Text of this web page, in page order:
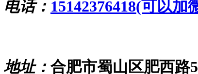
电话： 15142376418(可以加
地址： 合肥市蜀山区肥西路